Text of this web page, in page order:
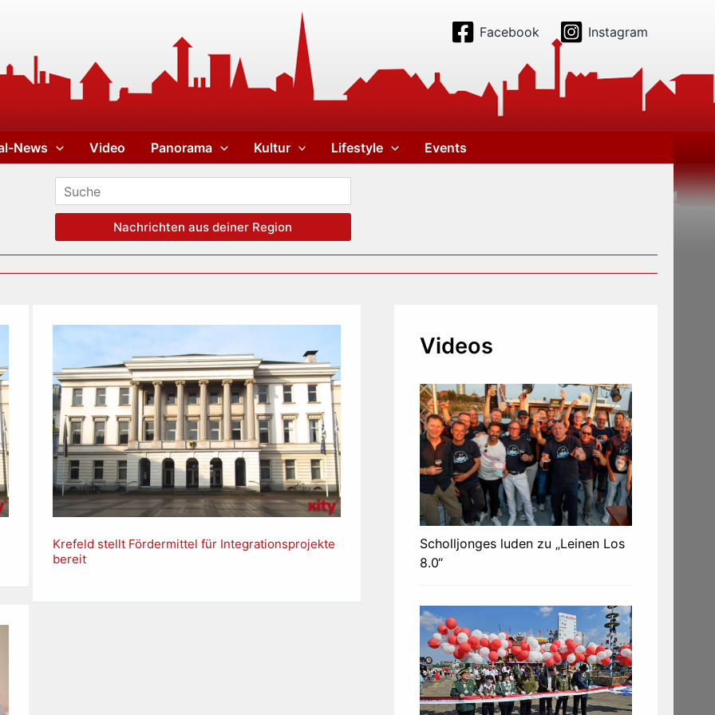
Facebook Instagram
News Video Panorama Kultur Lifestyle Events
Nachrichten aus deiner Region
Krefeld stellt Fördermittel für Integrationsprojekte
bereit
Videos
Scholljonges luden zu „Leinen Los
8.0“